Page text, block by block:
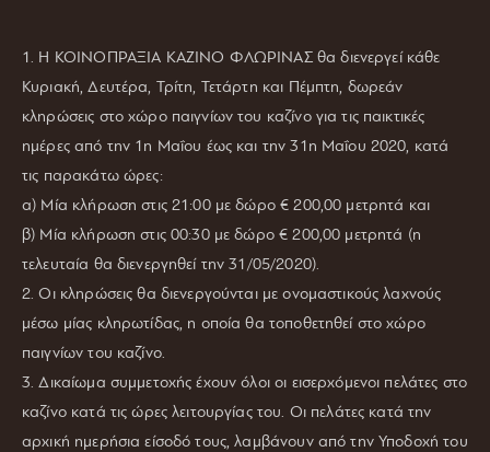
1. H ΚΟΙΝΟΠΡΑΞΙΑ ΚΑΖΙΝΟ ΦΛΩΡΙΝΑΣ θα διενεργεί κάθε
Κυριακή, Δευτέρα, Τρίτη, Τετάρτη και Πέμπτη, δωρεάν
κληρώσεις στο χώρο παιγνίων του καζίνο για τις παικτικές
ημέρες από την 1η Μαΐου έως και την 31η Μαΐου 2020, κατά
τις παρακάτω ώρες:
α) Μία κλήρωση στις 21:00 με δώρο € 200,00 μετρητά και
β) Μία κλήρωση στις 00:30 με δώρο € 200,00 μετρητά (η
τελευταία θα διενεργηθεί την 31/05/2020).
2. Οι κληρώσεις θα διενεργούνται με ονομαστικούς λαχνούς
μέσω μίας κληρωτίδας, η οποία θα τοποθετηθεί στο χώρο
παιγνίων του καζίνο.
3. Δικαίωμα συμμετοχής έχουν όλοι οι εισερχόμενοι πελάτες στο
καζίνο κατά τις ώρες λειτουργίας του. Οι πελάτες κατά την
αρχική ημερήσια είσοδό τους, λαμβάνουν από την Υποδοχή του